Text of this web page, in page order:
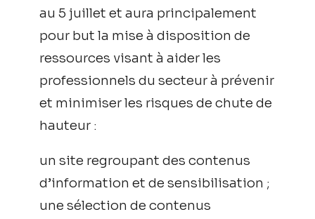
au 5 juillet et aura principalement
pour but la mise à disposition de
ressources visant à aider les
professionnels du secteur à prévenir
et minimiser les risques de chute de
hauteur :
un site regroupant des contenus
d’information et de sensibilisation ;
une sélection de contenus